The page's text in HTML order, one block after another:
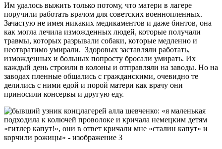
Им удалось выжить только потому, что матери в лагере
поручили работать врачом для советских военнопленных.
Зачастую не имея никаких медикаментов и даже бинтов, она
как могла лечила изможденных людей, которые получали
травмы, которых разрывали собаки, которые медленно и
неотвратимо умирали. Здоровых заставляли работать,
изможденных и больных попросту бросали умирать. Их
каждый день строили в колоны и отправляли на заводы. Но на
заводах пленные общались с гражданскими, очевидно те
делились с ними едой и порой матери как врачу они
приносили консервы и другую еду.